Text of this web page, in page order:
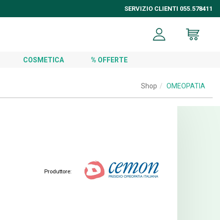
SERVIZIO CLIENTI 055.578411
COSMETICA % OFFERTE
Shop OMEOPATIA
Produttore: